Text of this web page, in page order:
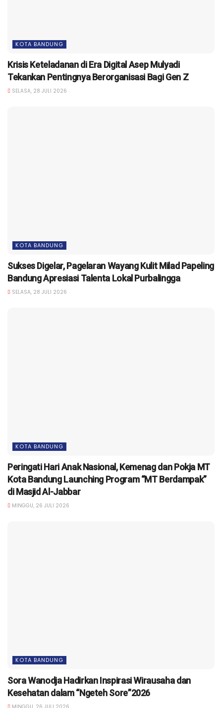
KOTA BANDUNG
Krisis Keteladanan di Era Digital Asep Mulyadi
Tekankan Pentingnya Berorganisasi Bagi Gen Z
SELASA, 28 JULI 2026
KOTA BANDUNG
Sukses Digelar, Pagelaran Wayang Kulit Milad Papeling
Bandung Apresiasi Talenta Lokal Purbalingga
SELASA, 28 JULI 2026
KOTA BANDUNG
Peringati Hari Anak Nasional, Kemenag dan Pokja MT
Kota Bandung Launching Program “MT Berdampak”
di Masjid Al-Jabbar
MINGGU, 26 JULI 2026
KOTA BANDUNG
Sora Wanodja Hadirkan Inspirasi Wirausaha dan
Kesehatan dalam “Ngeteh Sore”2026